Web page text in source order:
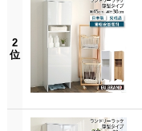
2
位